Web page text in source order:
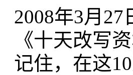
2008年3月
《十天改写
记住，在这